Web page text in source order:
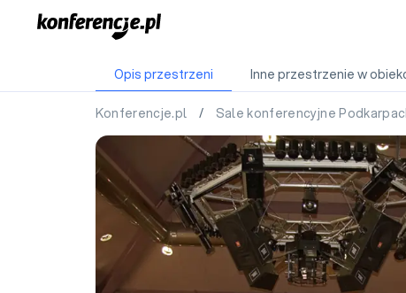
Opis przestrzeni Inne przestrzenie w
Konferencje.pl / Sale konferencyjne